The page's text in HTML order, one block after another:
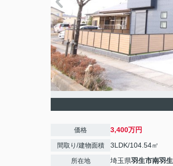
価格 3,400万円
間取り/建物面積 3LDK/104.54㎡
所在地 埼玉県羽生市南羽生